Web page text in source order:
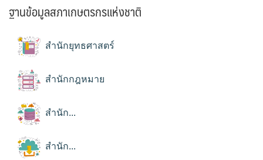
ฐานข้อมูลสภาเกษตรกรแห่งชาติ
สำนักยุทธศาสตร์
สำนักกฎหมาย
สำนัก...
สำนัก...